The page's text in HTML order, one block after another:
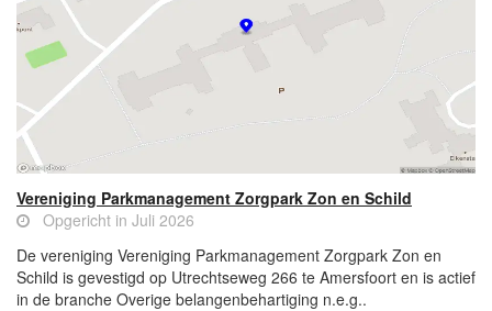
Vereniging Parkmanagement Zorgpark Zon en Schild
Opgericht in Juli 2026
De vereniging Vereniging Parkmanagement Zorgpark Zon en
Schild is gevestigd op Utrechtseweg 266 te Amersfoort en is actief
in de branche Overige belangenbehartiging n.e.g..